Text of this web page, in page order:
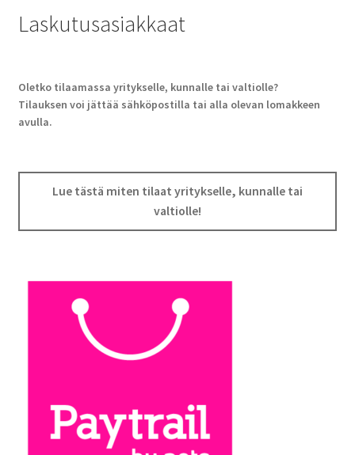
Laskutusasiakkaat
Oletko tilaamassa yritykselle, kunnalle tai valtiolle?
Tilauksen voi jättää sähköpostilla tai alla olevan lomakkeen
avulla.
Lue tästä miten tilaat yritykselle, kunnalle tai
valtiolle!